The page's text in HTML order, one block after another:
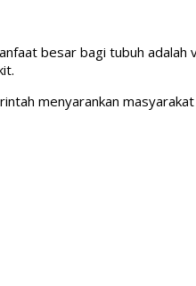
besar bagi tubuh
menyarankan